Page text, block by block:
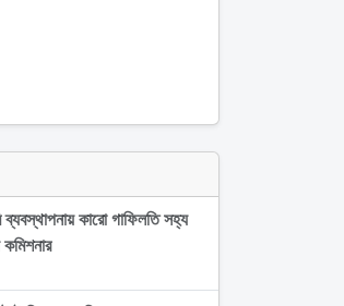
কারো গাফিলতি সহ্য
কমিশনার